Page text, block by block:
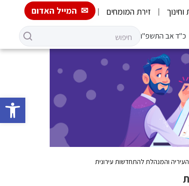
פתח
זירת המומחים המייל האדום
כ"ד אב התשפ"ו
והמנהלת להתחדשות עירונית